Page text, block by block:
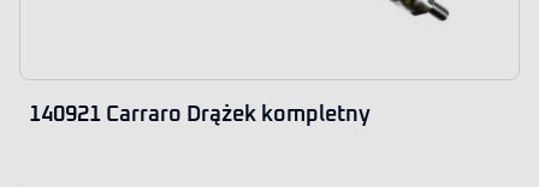
140921 Carraro Drążek kompletny